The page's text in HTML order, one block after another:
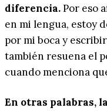
diferencia.Por eso
en mi lengua, estoy
por mi boca y
también resuena el
cuando menciona
En otras palabras,